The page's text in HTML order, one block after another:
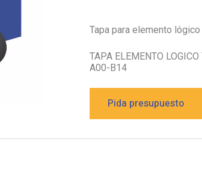
Tapa para elemento
TAPA ELEMENTO
A00-B14
Pida presupuesto